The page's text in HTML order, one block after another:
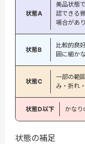
状態A
美品状態
認できる
場合があり
状態B
比較的良
囲に細か
状態C
一部の範
み・折れ
状態D以下 かなり
状態の補足